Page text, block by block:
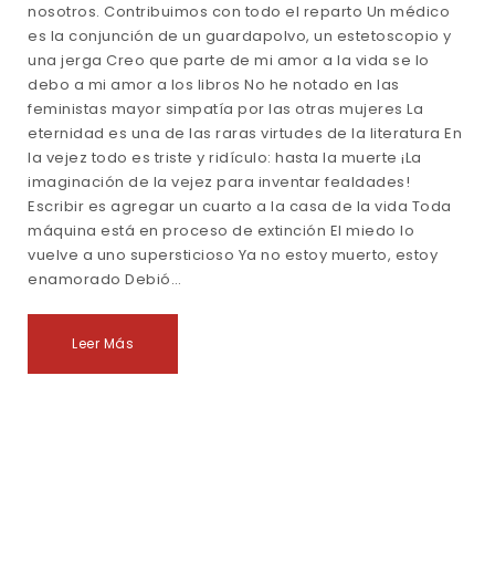
nosotros. Contribuimos con todo el reparto Un médico
es la conjunción de un guardapolvo, un estetoscopio y
una jerga Creo que parte de mi amor a la vida se lo
debo a mi amor a los libros No he notado en las
feministas mayor simpatía por las otras mujeres La
eternidad es una de las raras virtudes de la literatura En
la vejez todo es triste y ridículo: hasta la muerte ¡La
imaginación de la vejez para inventar fealdades!
Escribir es agregar un cuarto a la casa de la vida Toda
máquina está en proceso de extinción El miedo lo
vuelve a uno supersticioso Ya no estoy muerto, estoy
enamorado Debió…
Leer Más